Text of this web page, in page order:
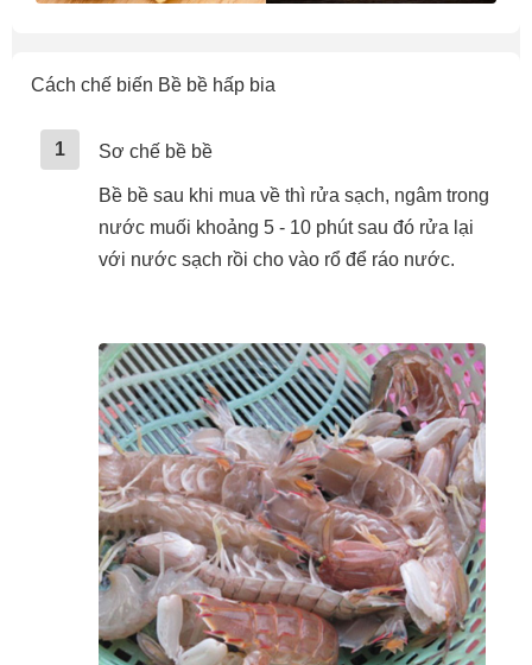
Cách chế biến Bề bề hấp bia
1 Sơ chế bề bề
Bề bề sau khi mua về thì rửa sạch, ngâm trong
nước muối khoảng 5 - 10 phút sau đó rửa lại
với nước sạch rồi cho vào rổ để ráo nước.